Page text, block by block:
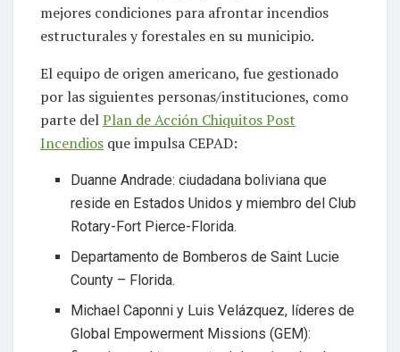
mejores condiciones para afrontar incendios
estructurales y forestales en su municipio.
El equipo de origen americano, fue gestionado
por las siguientes personas/instituciones, como
parte delPlan de Acción Chiquitos Post
Incendios que impulsa CEPAD:
Duanne Andrade: ciudadana boliviana que
reside en Estados Unidos y miembro del Club
Rotary-Fort Pierce-Florida.
Departamento de Bomberos de Saint Lucie
County – Florida.
Michael Caponni y Luis Velázquez, líderes de
Global Empowerment Missions (GEM):